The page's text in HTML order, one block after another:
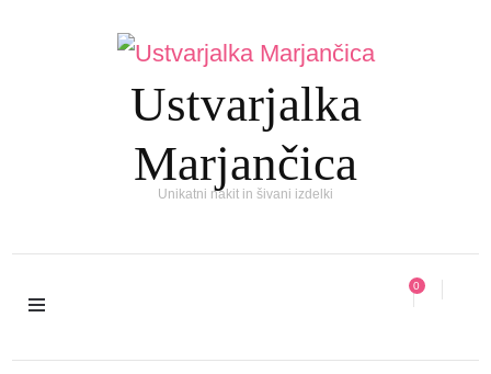
Ustvarjalka
Marjančica
Unikatni nakit in šivani izdelki
0